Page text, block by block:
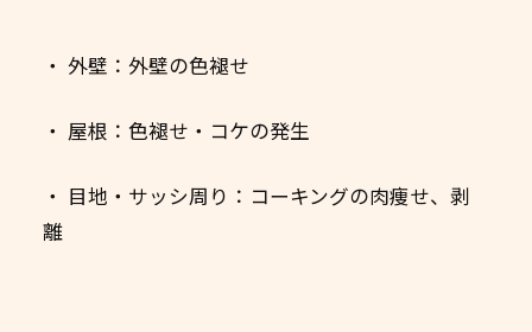
・ 外壁：外壁の色褪せ
・ 屋根：色褪せ・コケの発生
・ 目地・サッシ周り：コーキングの肉痩せ、剥
離